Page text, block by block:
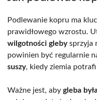
Podlewanie kopru ma
prawidłowego wzrostu.
wilgotności glebysprzyja
powinien być regularnie
suszy, kiedy ziemia
Ważne jest, aby gleba